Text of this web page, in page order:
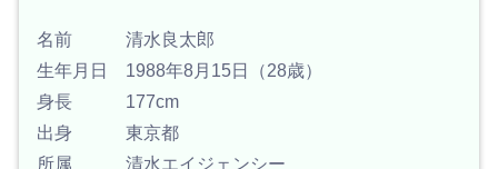
名前 清水良太郎
生年月日 1988年8月15日（28歳）
身長 177cm
出身 東京都
所属 清水エイジェンシー